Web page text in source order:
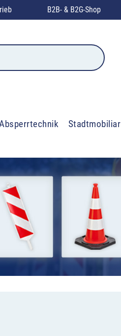
B2B- & B2G-Shop
Stadtmobiliar